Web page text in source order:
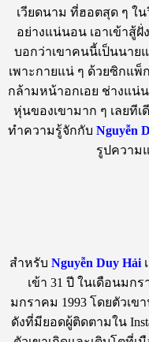
เวียดนาม ที่ฮอตสุด ๆ ใ
อย่างแน่นอน เอาเข้าสู้
บอกว่าเขาคนนี้เป็นนาย
เพาะกายแน่ ๆ ด้วยซิกแ
กล้ามหน้าอกเอย ช่างแน่
หุ่นของเขามาก ๆ เลยที
ทำความรู้จักกับ Nguyễn
รูปความ
สำหรับ Nguyễn Duy Hải
เข้า 31 ปี ในเดือนมกร
มกราคม 1993 โดยตัวเข
ดังที่มียอดผู้ติดตามใน